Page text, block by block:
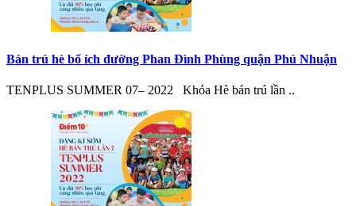
Bán trú hè bổ ích đường Phan Đình Phùng quận Phú Nhuận
TENPLUS SUMMER 07– 2022 Khóa Hè bán trú lần ..